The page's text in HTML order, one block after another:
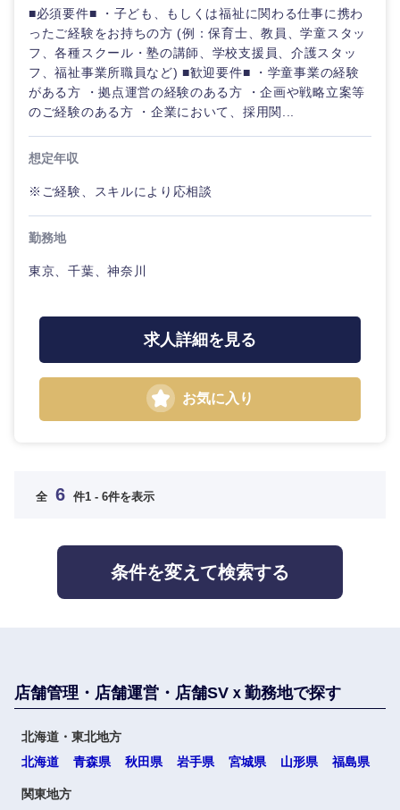
■必須要件■ ・子ども、もしくは福祉に関わる仕事に携わ
ったご経験をお持ちの方 (例：保育士、教員、学童スタッ
フ、各種スクール・塾の講師、学校支援員、介護スタッ
フ、福祉事業所職員など) ■歓迎要件■ ・学童事業の経験
がある方 ・拠点運営の経験のある方 ・企画や戦略立案等
のご経験のある方 ・企業において、採用関...
想定年収
※ご経験、スキルにより応相談
勤務地
東京、千葉、神奈川
求人詳細を見る
お気に入り
全 6 件1 - 6件を表示
条件を変えて検索する
店舗管理・店舗運営・店舗SVｘ勤務地で探す
北海道・東北地方
北海道
青森県 秋田県 岩手県 宮城県 山形県 福島県
関東地方